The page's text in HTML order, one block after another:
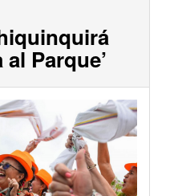
al Parque’